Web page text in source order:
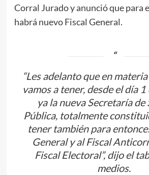
Corral Jurado y anunció que para
habrá nuevo Fiscal General.
“Les adelanto que en
vamos a tener, desde el día
ya la nueva Secretaría de
Pública, totalmente
tener también para
General y al Fiscal
Fiscal Electoral”, dijo el
medios.